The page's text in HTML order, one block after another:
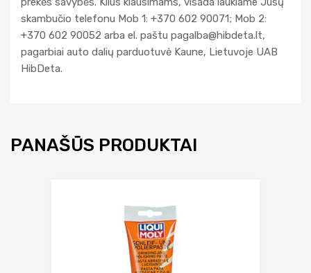
skambučio telefonu Mob 1: +370 602 90071; Mob 2:
+370 602 90052 arba el. paštu pagalba@hibdeta.lt,
pagarbiai auto dalių parduotuvė Kaune, Lietuvoje UAB
HibDeta.
PANAŠŪS PRODUKTAI